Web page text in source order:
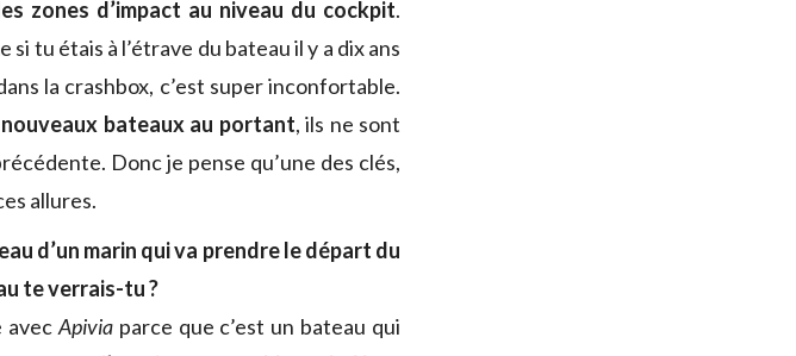
zones d’impact au niveau du cockpit.
tu étais à l’étrave du bateau il y a dix ans
la crashbox, c’est super inconfortable.
bateaux au portant, ils ne sont
Donc je pense qu’une des clés,
allures.
d’un marin qui va prendre le départ du
te verrais-tu ?
avec Apiviaparce que c’est un bateau qui